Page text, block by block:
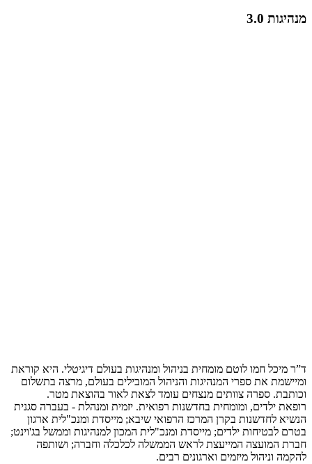
מנהיגות 3.0
ד”ר מיכל חמו לוטם מומחית בניהול ומנהיגות בעולם דיגיטלי. היא קוראת
ומיישמת את ספרי המנהיגות והניהול המובילים בעולם, מרצה בתשלום
וכותבת. ספרה צוותים מנצחים עומד לצאת לאור בהוצאת מטר.
רופאת ילדים, ומומחית בחדשנות רפואית. יזמית ומנהלת - בעברה סגנית
הנשיא לחדשנות בקרן המרכז הרפואי שיבא; מייסדת ומנכ"לית ארגון
בטרם לבטיחות ילדים; מייסדת ומנכ"לית המכון למנהיגות וממשל בג'וינט;
חברת המועצה המייעצת לראש הממשלה לכלכלה וחברה; ושותפה
להקמה וניהול מיזמים וארגונים רבים.